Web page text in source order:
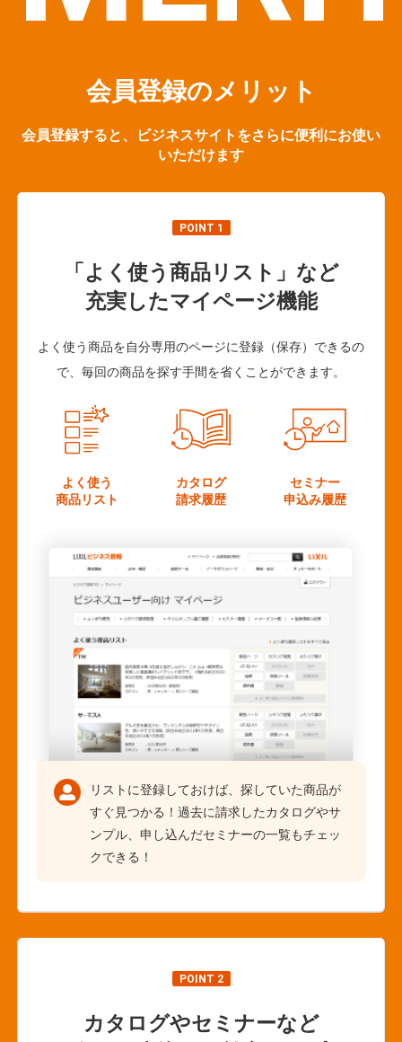
会員登録のメリット
会員登録すると、ビジネスサイトをさらに便利にお使い
いただけます
POINT 1
「よく使う商品リスト」など
充実したマイページ機能
よく使う商品を自分専用のページに登録（保存）できるの
で、毎回の商品を探す手間を省くことができます。
よく使う
商品リスト
カタログ
請求履歴
セミナー
申込み履歴
リストに登録しておけば、探していた商品が
すぐ見つかる！過去に請求したカタログやサ
ンプル、申し込んだセミナーの一覧もチェッ
クできる！
POINT 2
カタログやセミナーなど